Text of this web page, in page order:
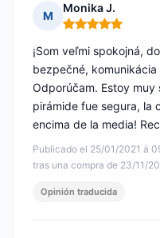
M
Monika J.
Nota: 5 de 5
Publicado el 25/01/2021 à
tras una compra de 23/11/
¡Som veľmi spokojná,
bezpečné,
Odporúčam. Estoy
pirámide fue segura, la
encima de la media!
Opinión traducida